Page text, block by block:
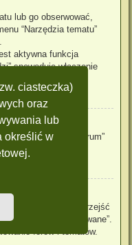
ciasteczka)
oraz
lub
określić w
lub go obserwować,
“Narzędzia tematu”
aktywna funkcja
spowoduje włączenie
„Obserwuj forum”
tematu?
tematu, należy przejść
do karty “Obserwowane”.
forów i tematów.